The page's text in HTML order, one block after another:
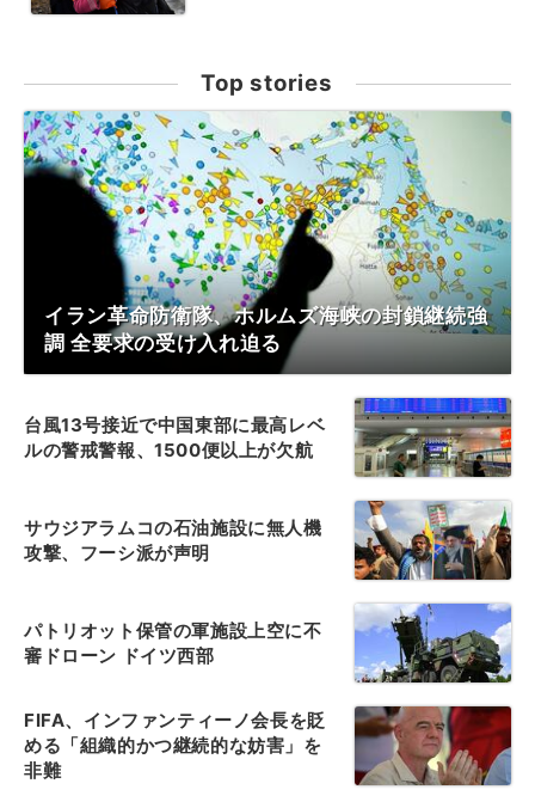
Top stories
イラン革命防衛隊、ホルムズ海峡の封鎖継続強
調 全要求の受け入れ迫る
台風13号接近で中国東部に最高レベ
ルの警戒警報、1500便以上が欠航
サウジアラムコの石油施設に無人機
攻撃、フーシ派が声明
パトリオット保管の軍施設上空に不
審ドローン ドイツ西部
FIFA、インファンティーノ会長を貶
める「組織的かつ継続的な妨害」を
非難